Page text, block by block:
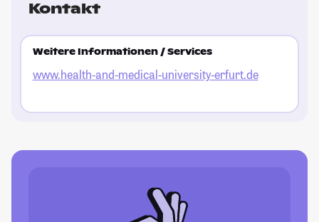
Kontakt
Weitere Informationen / Services
www.health-and-medical-university-erfurt.de